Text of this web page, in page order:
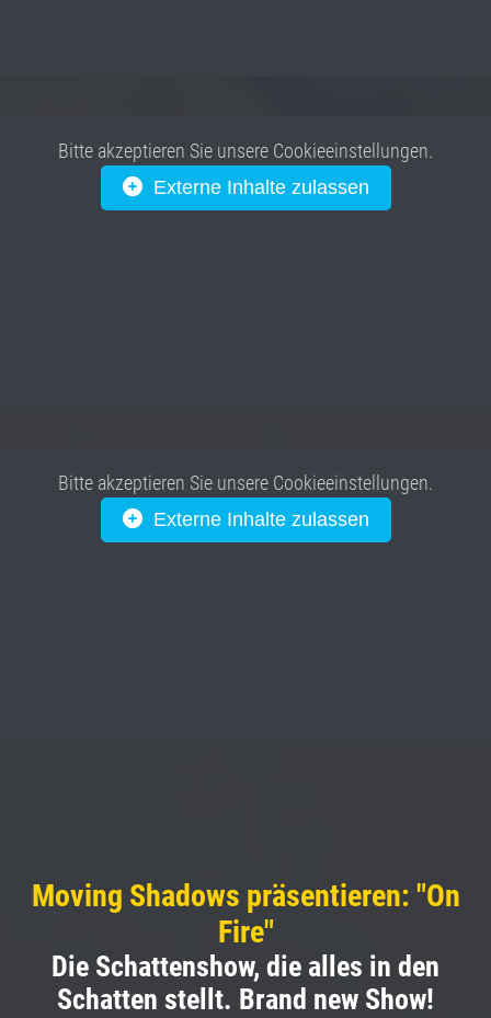
Bitte akzeptieren Sie unsere Cookieeinstellungen.
Externe Inhalte zulassen
Bitte akzeptieren Sie unsere Cookieeinstellungen.
Externe Inhalte zulassen
Moving Shadows präsentieren: "On
Fire"
Die Schattenshow, die alles in den
Schatten stellt. Brand new Show!